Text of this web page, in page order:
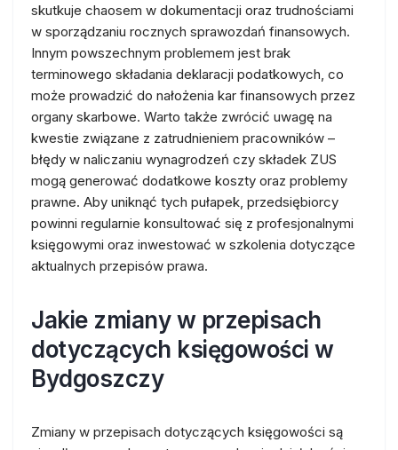
skutkuje chaosem w dokumentacji oraz trudnościami
w sporządzaniu rocznych sprawozdań finansowych.
Innym powszechnym problemem jest brak
terminowego składania deklaracji podatkowych, co
może prowadzić do nałożenia kar finansowych przez
organy skarbowe. Warto także zwrócić uwagę na
kwestie związane z zatrudnieniem pracowników –
błędy w naliczaniu wynagrodzeń czy składek ZUS
mogą generować dodatkowe koszty oraz problemy
prawne. Aby uniknąć tych pułapek, przedsiębiorcy
powinni regularnie konsultować się z profesjonalnymi
księgowymi oraz inwestować w szkolenia dotyczące
aktualnych przepisów prawa.
Jakie zmiany w przepisach
dotyczących księgowości w
Bydgoszczy
Zmiany w przepisach dotyczących księgowości są